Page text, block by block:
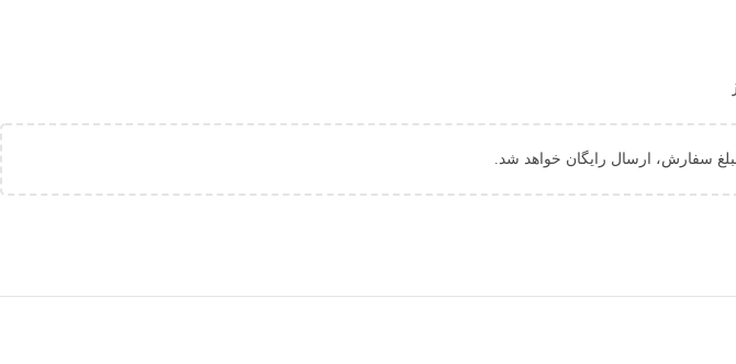
سفارش، ارسال رایگان خواهد شد.